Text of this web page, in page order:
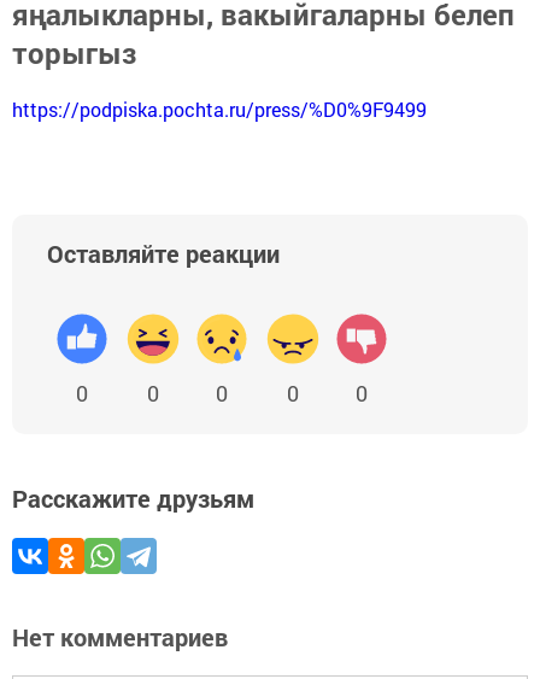
яңалыкларны, вакыйгаларны белеп
торыгыз
https://podpiska.pochta.ru/press/%D0%9F9499
Оставляйте реакции
0 0 0 0 0
Расскажите друзьям
Нет комментариев